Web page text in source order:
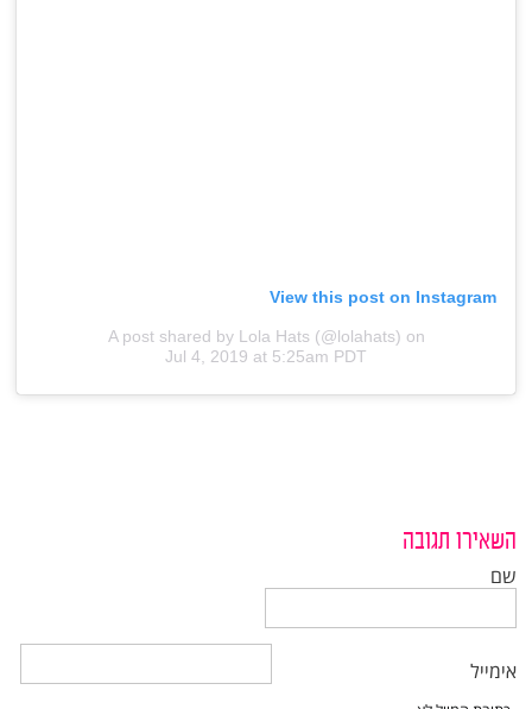
View this post on Instagram
A post shared by Lola Hats (@lolahats) on
Jul 4, 2019 at 5:25am PDT
השאירו תגובה
שם
אימייל